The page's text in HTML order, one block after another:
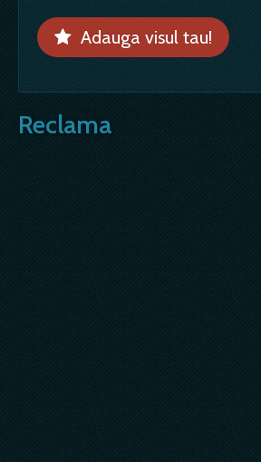
Adauga visul tau!
Reclama